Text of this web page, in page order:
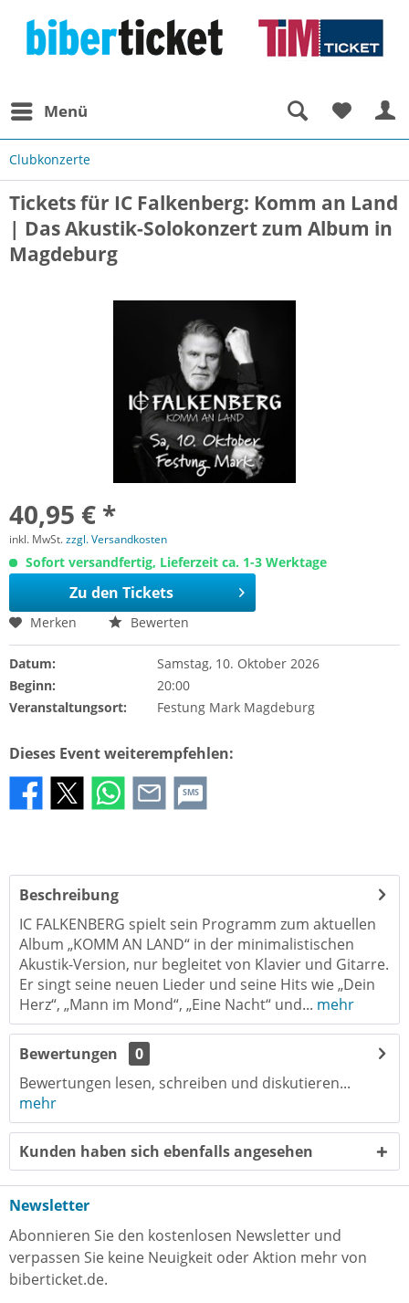
Menü
Clubkonzerte
Tickets für IC Falkenberg: Komm an Land
| Das Akustik-Solokonzert zum Album in
Magdeburg
40,95 € *
inkl. MwSt.zzgl. Versandkosten
Sofort versandfertig, Lieferzeit ca. 1-3 Werktage
Zu den Tickets
Merken Bewerten
Datum:
Samstag, 10. Oktober 2026
Beginn:
20:00
Veranstaltungsort:
Festung Mark Magdeburg
Dieses Event weiterempfehlen:
SMS
Beschreibung
IC FALKENBERG spielt sein Programm zum aktuellen
Album „KOMM AN LAND“ in der minimalistischen
Akustik-Version, nur begleitet von Klavier und Gitarre.
Er singt seine neuen Lieder und seine Hits wie „Dein
Herz“, „Mann im Mond“, „Eine Nacht“ und... mehr
Bewertungen
0
Bewertungen lesen, schreiben und diskutieren...
mehr
Kunden haben sich ebenfalls angesehen
Newsletter
Abonnieren Sie den kostenlosen Newsletter und
verpassen Sie keine Neuigkeit oder Aktion mehr von
biberticket.de.